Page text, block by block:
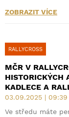
ZOBRAZIT VÍCE
RALLYCROSS
MČR V
HISTORICKÝCH
KADLECE A
03.09.2025 | 09:39
Ve středu máte